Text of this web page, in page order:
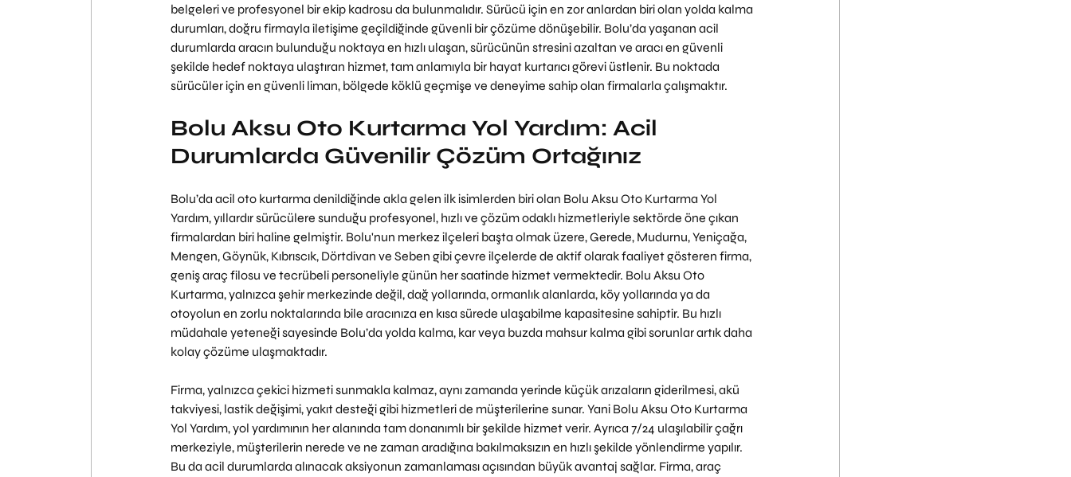
belgeleri ve profesyonel bir ekip kadrosu da bulunmalıdır. Sürücü için en zor anlardan biri olan yolda kalma
durumları, doğru firmayla iletişime geçildiğinde güvenli bir çözüme dönüşebilir. Bolu’da yaşanan acil
durumlarda aracın bulunduğu noktaya en hızlı ulaşan, sürücünün stresini azaltan ve aracı en güvenli
şekilde hedef noktaya ulaştıran hizmet, tam anlamıyla bir hayat kurtarıcı görevi üstlenir. Bu noktada
sürücüler için en güvenli liman, bölgede köklü geçmişe ve deneyime sahip olan firmalarla çalışmaktır.
Bolu Aksu Oto Kurtarma Yol Yardım: Acil
Durumlarda Güvenilir Çözüm Ortağınız
Bolu’da acil oto kurtarma denildiğinde akla gelen ilk isimlerden biri olan Bolu Aksu Oto Kurtarma Yol
Yardım, yıllardır sürücülere sunduğu profesyonel, hızlı ve çözüm odaklı hizmetleriyle sektörde öne çıkan
firmalardan biri haline gelmiştir. Bolu'nun merkez ilçeleri başta olmak üzere, Gerede, Mudurnu, Yeniçağa,
Mengen, Göynük, Kıbrıscık, Dörtdivan ve Seben gibi çevre ilçelerde de aktif olarak faaliyet gösteren firma,
geniş araç filosu ve tecrübeli personeliyle günün her saatinde hizmet vermektedir. Bolu Aksu Oto
Kurtarma, yalnızca şehir merkezinde değil, dağ yollarında, ormanlık alanlarda, köy yollarında ya da
otoyolun en zorlu noktalarında bile aracınıza en kısa sürede ulaşabilme kapasitesine sahiptir. Bu hızlı
müdahale yeteneği sayesinde Bolu’da yolda kalma, kar veya buzda mahsur kalma gibi sorunlar artık daha
kolay çözüme ulaşmaktadır.
Firma, yalnızca çekici hizmeti sunmakla kalmaz, aynı zamanda yerinde küçük arızaların giderilmesi, akü
takviyesi, lastik değişimi, yakıt desteği gibi hizmetleri de müşterilerine sunar. Yani Bolu Aksu Oto Kurtarma
Yol Yardım, yol yardımının her alanında tam donanımlı bir şekilde hizmet verir. Ayrıca 7/24 ulaşılabilir çağrı
merkeziyle, müşterilerin nerede ve ne zaman aradığına bakılmaksızın en hızlı şekilde yönlendirme yapılır.
Bu da acil durumlarda alınacak aksiyonun zamanlaması açısından büyük avantaj sağlar. Firma, araç